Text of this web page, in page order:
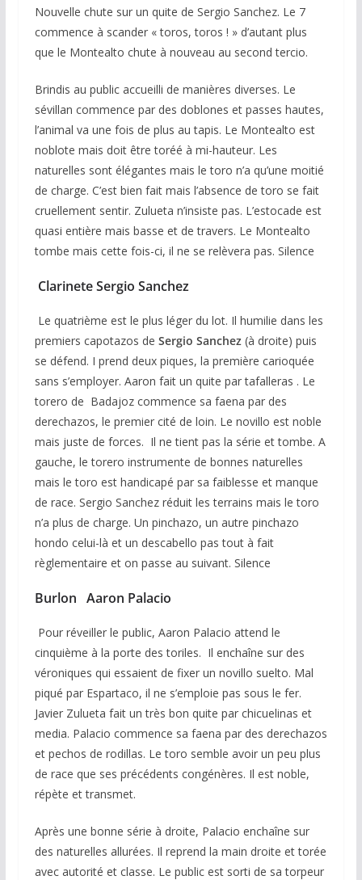
Nouvelle chute sur un quite de Sergio Sanchez. Le 7
commence à scander « toros, toros ! » d’autant plus
que le Montealto chute à nouveau au second tercio.
Brindis au public accueilli de manières diverses. Le
sévillan commence par des doblones et passes hautes,
l’animal va une fois de plus au tapis. Le Montealto est
noblote mais doit être toréé à mi-hauteur. Les
naturelles sont élégantes mais le toro n’a qu’une moitié
de charge. C’est bien fait mais l’absence de toro se fait
cruellement sentir. Zulueta n’insiste pas. L’estocade est
quasi entière mais basse et de travers. Le Montealto
tombe mais cette fois-ci, il ne se relèvera pas. Silence
Clarinete Sergio Sanchez
Le quatrième est le plus léger du lot. Il humilie dans les
premiers capotazos de Sergio Sanchez(à droite) puis
se défend. I prend deux piques, la première carioquée
sans s’employer. Aaron fait un quite par tafalleras . Le
torero de Badajoz commence sa faena par des
derechazos, le premier cité de loin. Le novillo est noble
mais juste de forces. Il ne tient pas la série et tombe. A
gauche, le torero instrumente de bonnes naturelles
mais le toro est handicapé par sa faiblesse et manque
de race. Sergio Sanchez réduit les terrains mais le toro
n’a plus de charge. Un pinchazo, un autre pinchazo
hondo celui-là et un descabello pas tout à fait
règlementaire et on passe au suivant. Silence
Burlon Aaron Palacio
Pour réveiller le public, Aaron Palacio attend le
cinquième à la porte des toriles. Il enchaîne sur des
véroniques qui essaient de fixer un novillo suelto. Mal
piqué par Espartaco, il ne s’emploie pas sous le fer.
Javier Zulueta fait un très bon quite par chicuelinas et
media. Palacio commence sa faena par des derechazos
et pechos de rodillas. Le toro semble avoir un peu plus
de race que ses précédents congénères. Il est noble,
répète et transmet.
Après une bonne série à droite, Palacio enchaîne sur
des naturelles allurées. Il reprend la main droite et torée
avec autorité et classe. Le public est sorti de sa torpeur